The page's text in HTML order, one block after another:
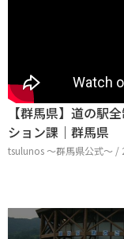
【群馬県】道の駅
ション課｜群馬県
tsulunos 〜群馬県公式〜 /